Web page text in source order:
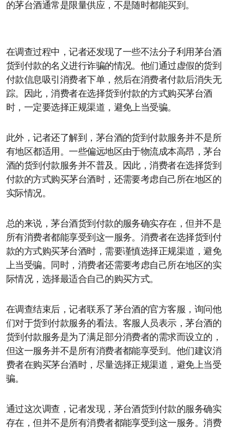
的茅台酒通常是限量供应，不是随时都能买到。
在调查过程中，记者还发现了一些不法分子利用茅台酒
货到付款的名义进行诈骗的情况。他们通过虚假的货到
付款信息吸引消费者下单，然后在消费者付款后消失无
踪。因此，消费者在选择货到付款的方式购买茅台酒
时，一定要选择正规渠道，避免上当受骗。
此外，记者还了解到，茅台酒的货到付款服务并不是所
有地区都适用。一些偏远地区由于物流成本高昂，茅台
酒的货到付款服务并不普及。因此，消费者在选择货到
付款的方式购买茅台酒时，还需要考虑自己所在地区的
实际情况。
总的来说，茅台酒货到付款的服务确实存在，但并不是
所有消费者都能享受到这一服务。消费者在选择货到付
款的方式购买茅台酒时，需要谨慎选择正规渠道，避免
上当受骗。同时，消费者还需要考虑自己所在地区的实
际情况，选择最适合自己的购买方式。
在调查结束后，记者联系了茅台酒的官方客服，询问他
们对于货到付款服务的看法。客服人员表示，茅台酒的
货到付款服务是为了满足部分消费者的需求而设立的，
但这一服务并不是所有消费者都能享受到。他们建议消
费者在购买茅台酒时，尽量选择正规渠道，避免上当受
骗。
通过这次调查，记者发现，茅台酒货到付款的服务确实
存在，但并不是所有消费者都能享受到这一服务。消费